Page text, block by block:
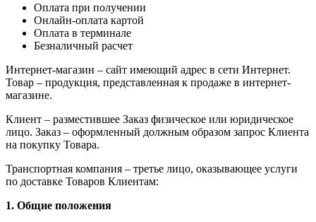
Оплата при получении
Онлайн-оплата картой
Оплата в терминале
Безналичный расчет
Интернет-магазин – сайт имеющий адрес в сети Интернет.
Товар – продукция, представленная к продаже в интернет-
магазине.
Клиент – разместившее Заказ физическое или юридическое
лицо. Заказ – оформленный должным образом запрос Клиента
на покупку Товара.
Транспортная компания – третье лицо, оказывающее услуги
по доставке Товаров Клиентам:
1. Общие положения